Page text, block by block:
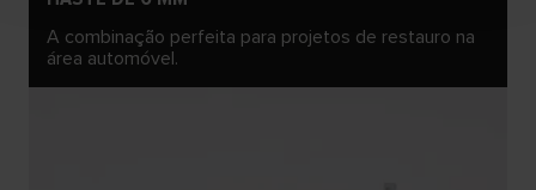
A combinação perfeita para projetos de restauro na
área automóvel.